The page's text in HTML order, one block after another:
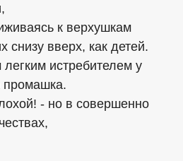
к верхушкам
снизу вверх, как детей.
истребителем у
- но в совершенно